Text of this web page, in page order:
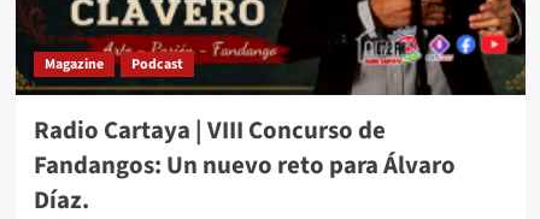
Magazine Podcast
Radio Cartaya | VIII Concurso de
Fandangos: Un nuevo reto para Álvaro
Díaz.